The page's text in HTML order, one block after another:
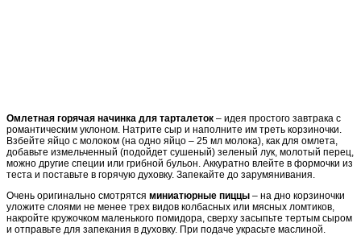
Омлетная горячая начинка для тарталеток – идея простого завтрака с
романтическим уклоном. Натрите сыр и наполните им треть корзиночки.
Взбейте яйцо с молоком (на одно яйцо – 25 мл молока), как для омлета,
добавьте измельченный (подойдет сушеный) зеленый лук, молотый перец,
можно другие специи или грибной бульон. Аккуратно влейте в формочки из
теста и поставьте в горячую духовку. Запекайте до зарумянивания.
Очень оригинально смотрятся миниатюрные пиццы – на дно корзиночки
уложите слоями не менее трех видов колбасных или мясных ломтиков,
накройте кружочком маленького помидора, сверху засыпьте тертым сыром
и отправьте для запекания в духовку. При подаче украсьте маслиной.